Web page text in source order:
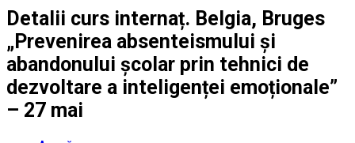
Detalii curs internaț. Belgia, Bruges
„Prevenirea absenteismului și
abandonului școlar prin tehnici de
dezvoltare a inteligenței emoționale”
– 27 mai